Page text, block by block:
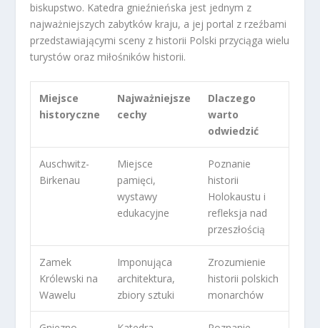
biskupstwo. Katedra gnieźnieńska jest jednym z
najważniejszych zabytków kraju, a jej portal z rzeźbami
przedstawiającymi sceny z historii Polski przyciąga wielu
turystów oraz miłośników historii.
Miejsce
historyczne
Najważniejsze
cechy
Dlaczego
warto
odwiedzić
Auschwitz-
Birkenau
Miejsce
pamięci,
wystawy
edukacyjne
Poznanie
historii
Holokaustu i
refleksja nad
przeszłością
Zamek
Królewski na
Wawelu
Imponująca
architektura,
zbiory sztuki
Zrozumienie
historii polskich
monarchów